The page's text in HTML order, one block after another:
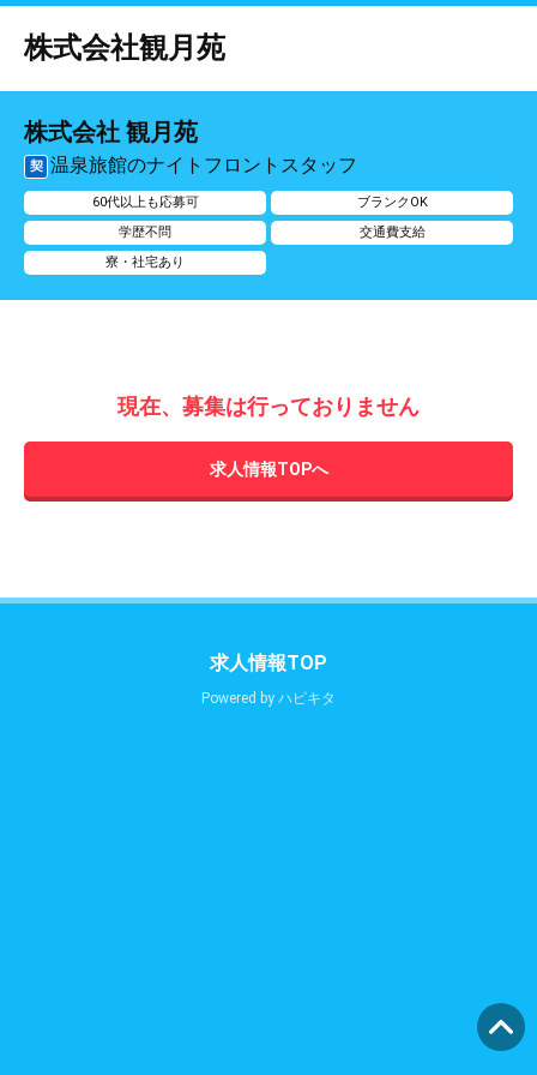
株式会社観月苑
株式会社 観月苑
契 温泉旅館のナイトフロントスタッフ
60代以上も応募可
ブランクOK
学歴不問
交通費支給
寮・社宅あり
現在、募集は行っておりません
求人情報TOPへ
求人情報TOP
Powered by ハピキタ